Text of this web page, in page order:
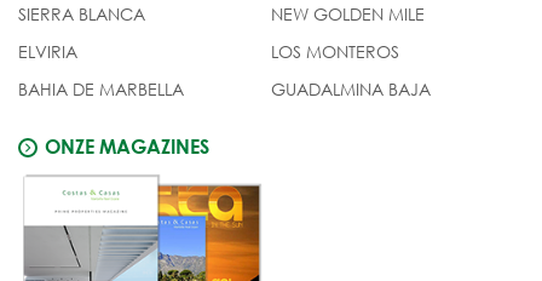
SIERRA BLANCA
ELVIRIA
BAHIA DE MARBELLA
NEW GOLDEN MILE
LOS MONTEROS
GUADALMINA BAJA
ONZE MAGAZINES